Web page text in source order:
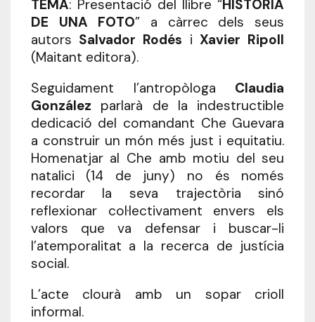
TEMA: Presentació del llibre “HISTORIA
DE UNA FOTO” a càrrec dels seus
autors Salvador Rodés i Xavier Ripoll
(Maitant editora).
Seguidament l’antropòloga Claudia
González parlarà de la indestructible
dedicació del comandant Che Guevara
a construir un món més just i equitatiu.
Homenatjar al Che amb motiu del seu
natalici (14 de juny) no és només
recordar la seva trajectòria sinó
reflexionar col·lectivament envers els
valors que va defensar i buscar-li
l’atemporalitat a la recerca de justícia
social.
L’acte clourà amb un sopar crioll
informal.